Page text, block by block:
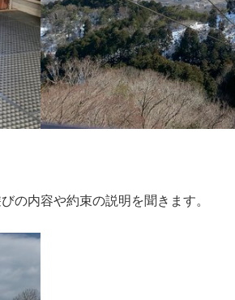
の内容や約束の説明を聞きます。